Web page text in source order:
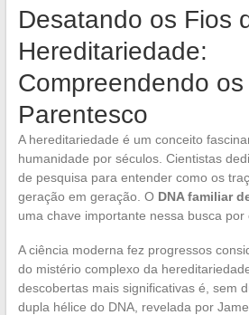
Desatando os Fios
Hereditariedade:
Compreendendo
Parentesco
A hereditariedade é um conceito
humanidade por séculos. Cientistas
de pesquisa para entender como os
geração em geração. O DNA familiar
uma chave importante nessa busca por
A ciência moderna fez progressos
do mistério complexo da
descobertas mais significativas é, sem
dupla hélice do DNA, revelada por